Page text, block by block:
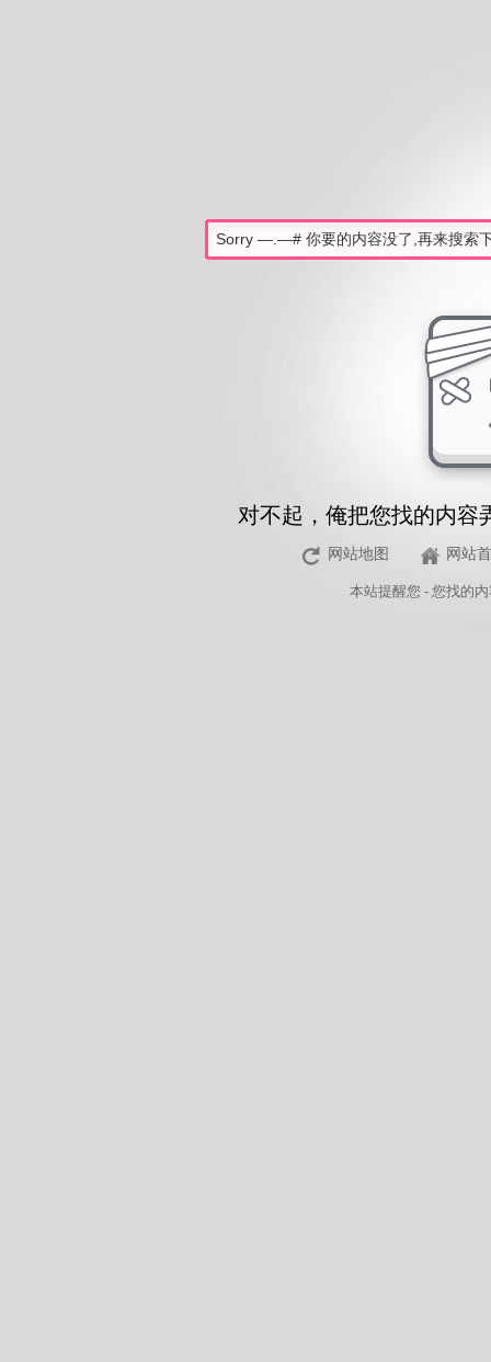
对不起，俺把您找的内容
网站地图 网站
本站提醒您 - 您找的